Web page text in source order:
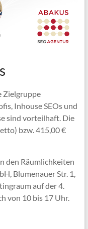
Zielgruppe
Inhouse SEOs und
sind vorteilhaft. Die
bzw. 415,00 €
den Räumlichkeiten
Blumenauer Str. 1,
auf der 4.
von 10 bis 17 Uhr.